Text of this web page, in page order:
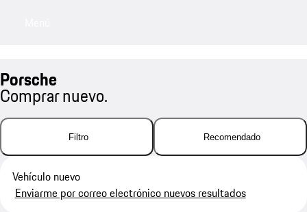
Porsche
Comprar nuevo.
Filtro Recomendado
Vehículo nuevo
Enviarme por correo electrónico nuevos resultados